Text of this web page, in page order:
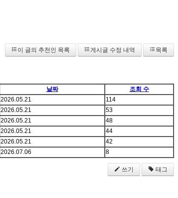
이 글의 추천인 목록 게시글 수정 내역 목록
날짜
조회 수
2026.05.21
114
2026.05.21
53
2026.05.21
48
2026.05.21
44
2026.05.21
42
2026.07.06 8
쓰기 태그